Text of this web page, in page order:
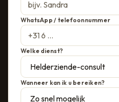
WhatsApp / telefoonnummer
Welke dienst?
Wanneer kan ik u bereiken?